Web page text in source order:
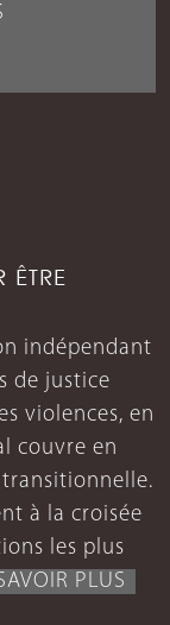
ÊTRE
indépendant
de justice
violences, en
couvre en
à la croisée
les plus
PLUS